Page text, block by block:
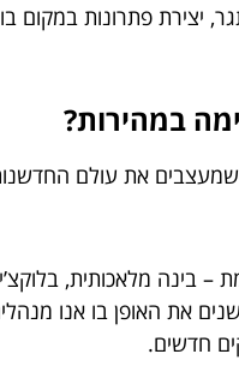
יצירת פתרונות במקום
במהירות?
את עולם
– בינה מלאכותית,
את האופן בו אנו
חדשים.